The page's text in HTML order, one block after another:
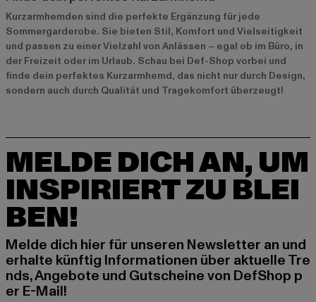
Kurzarmhemden sind die perfekte Ergänzung für jede
Sommergarderobe. Sie bieten Stil, Komfort und Vielseitigkeit
und passen zu einer Vielzahl von Anlässen – egal ob im Büro, in
der Freizeit oder im Urlaub. Schau bei Def-Shop vorbei und
finde dein perfektes Kurzarmhemd, das nicht nur durch Design,
sondern auch durch Qualität und Tragekomfort überzeugt!
MELDE DICH AN, UM
INSPIRIERT ZU BLEI
BEN!
Melde dich hier für unseren Newsletter an und
erhalte künftig Informationen über aktuelle Tre
nds, Angebote und Gutscheine von DefShop p
er E-Mail!